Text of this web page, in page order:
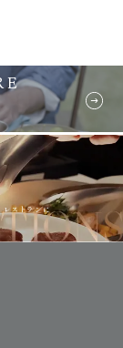
レストランに